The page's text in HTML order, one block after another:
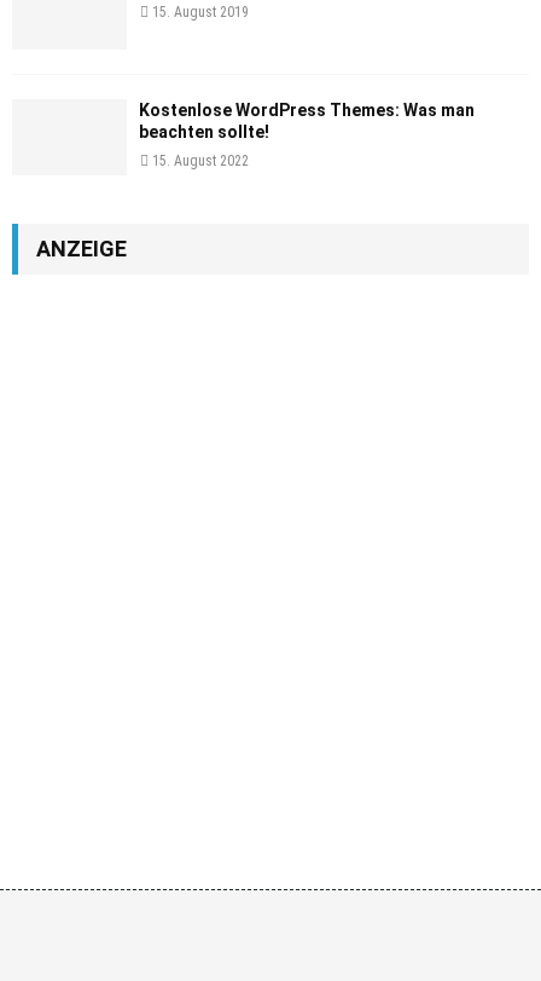
15. August 2019
Kostenlose WordPress Themes: Was man
beachten sollte!
15. August 2022
ANZEIGE